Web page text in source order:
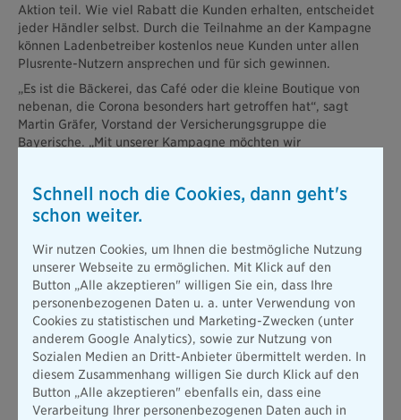
Aktion teil. Wie viel Rabatt die Kunden erhalten, entscheidet
jeder Händler selbst. Durch die Teilnahme an der Kampagne
können Ladenbetreiber kostenlos neue Kunden unter allen
Plusrente-Nutzern ansprechen und für sich gewinnen.
„Es ist die Bäckerei, das Café oder die kleine Boutique von
nebenan, die Corona besonders hart getroffen hat“, sagt
Martin Gräfer, Vorstand der Versicherungsgruppe die
Bayerische. „Mit unserer Kampagne möchten wir
Kunden finden alle Händler der Kampagne „Shoppen Sie
regional“ über eine Postleitzahl-Suche auf der Webseite der
Einkauf zu erhalten, zeigen sie vor Ort einfach ihre Plusrente-
Karte vor.
Die Plusrente ist die Cashback-Rente der Bayerischen. Kunden
shoppen online bei über 1.200 Shops und stocken mit jedem
Kauf ihre Rente auf. Ein bestimmter Prozentsatz des
Einkaufswerts fließt als Cashback-Gutschrift direkt auf das
Plusrente-Konto. Ab einem Mindestguthaben von 50 Euro
gehen die Gutschriften automatisch auf den individuellen
Altersvorsorge-Vertrag über.
Schnell noch die Cookies, dann geht's
schon weiter.
Wir nutzen Cookies, um Ihnen die bestmögliche Nutzung
unserer Webseite zu ermöglichen. Mit Klick auf den
Button „Alle akzeptieren" willigen Sie ein, dass Ihre
personenbezogenen Daten u. a. unter Verwendung von
Cookies zu statistischen und Marketing-Zwecken (unter
anderem Google Analytics), sowie zur Nutzung von
Sozialen Medien an Dritt-Anbieter übermittelt werden. In
diesem Zusammenhang willigen Sie durch Klick auf den
Button „Alle akzeptieren" ebenfalls ein, dass eine
Verarbeitung Ihrer personenbezogenen Daten auch in